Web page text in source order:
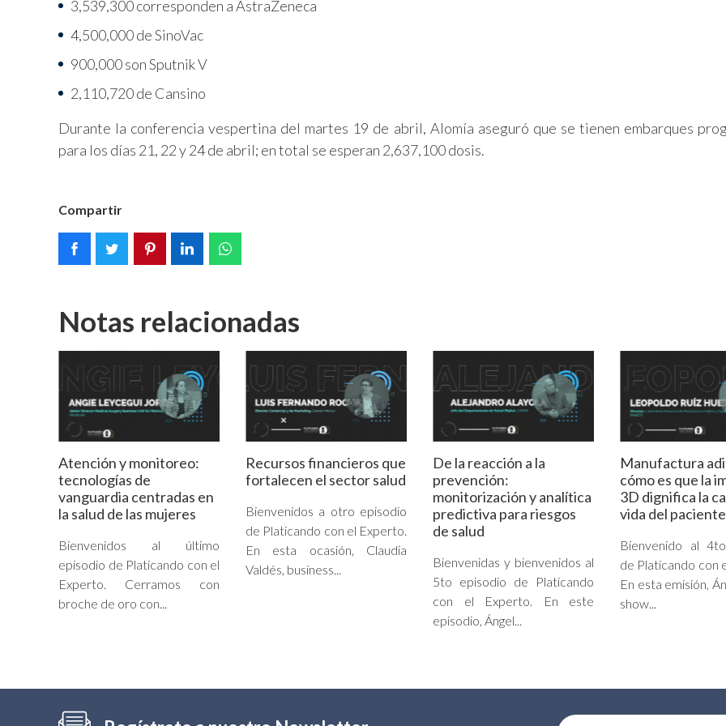
3,539,300 corresponden a AstraZeneca
4,500,000 de SinoVac
900,000 son Sputnik V
2,110,720 de Cansino
Durante la conferencia vespertina del martes 19 de abril, Alomía aseguró que se tienen embarques
para los días 21, 22 y 24 de abril; en total se esperan 2,637,100 dosis.
Compartir
Notas relacionadas
Atención y monitoreo:
tecnologías de
vanguardia centradas en
la salud de las mujeres
Bienvenidos al último
episodio de Platicando con el
Experto. Cerramos con
broche de oro con...
Recursos financieros que
fortalecen el sector salud
Bienvenidos a otro episodio
de Platicando con el Experto.
En esta ocasión, Claudia
Valdés, business...
De la reacción a la
prevención:
monitorización y analítica
predictiva para riesgos
de salud
Bienvenidas y bienvenidos al
5to episodio de Platicando
con el Experto. En este
episodio, Ángel...
Manufactura
cómo es que la
3D dignifica la
vida del paciente
Bienvenido al
de Platicando con
En esta emisión,
show...